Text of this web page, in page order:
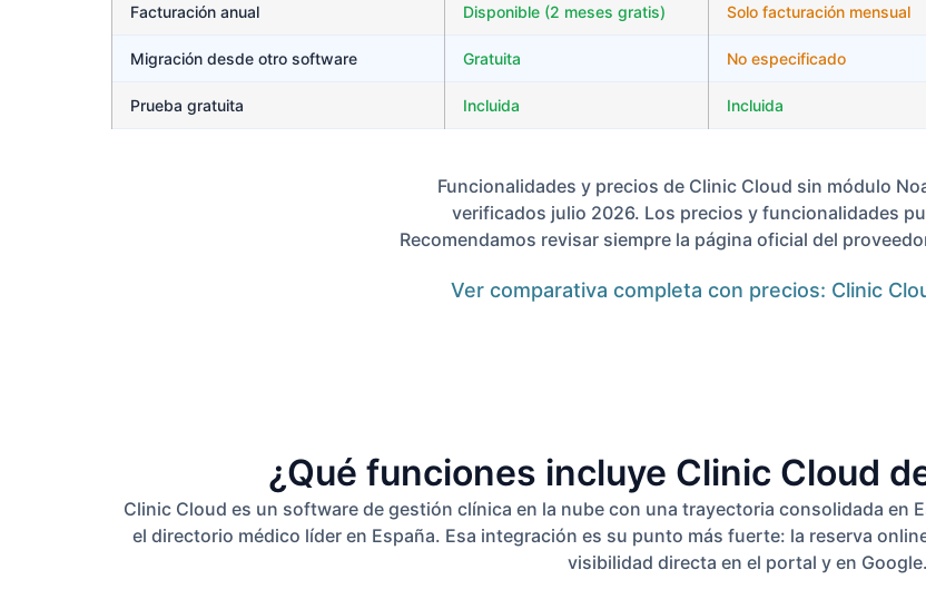
Facturación anual Disponible (2 meses gratis) Solo facturación mensual
Migración desde otro software Gratuita No especificado
Prueba gratuita Incluida Incluida
Funcionalidades y precios de Clinic Cloud sin módulo
verificados julio 2026. Los precios y funcionalidades
Recomendamos revisar siempre la página oficial del
Ver comparativa completa con precios: Clinic
¿Qué funciones incluye Clinic Cloud
Clinic Cloud es un software de gestión clínica en la nube con una trayectoria consolidada en
el directorio médico líder en España. Esa integración es su punto más fuerte: la reserva
visibilidad directa en el portal y en Google.